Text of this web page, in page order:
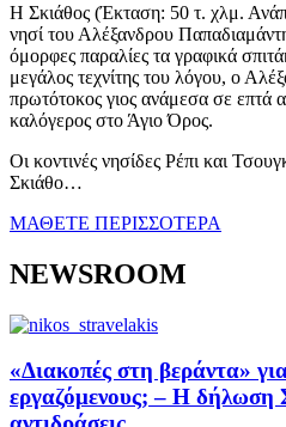
Η Σκιάθος (Έκταση: 50 τ. χλμ.
νησί του Αλέξανδρου
όμορφες παραλίες τα γραφικά
μεγάλος τεχνίτης του λόγου, ο
πρωτότοκος γιος ανάμεσα σε επτά
καλόγερος στο Άγιο Όρος.
Οι κοντινές νησίδες Ρέπι και
Σκιάθο…
ΜΑΘΕΤΕ ΠΕΡΙΣΣΟΤΕΡΑ
NEWSROOM
«Διακοπές στη βεράντα»
εργαζόμενους; – Η δήλωση